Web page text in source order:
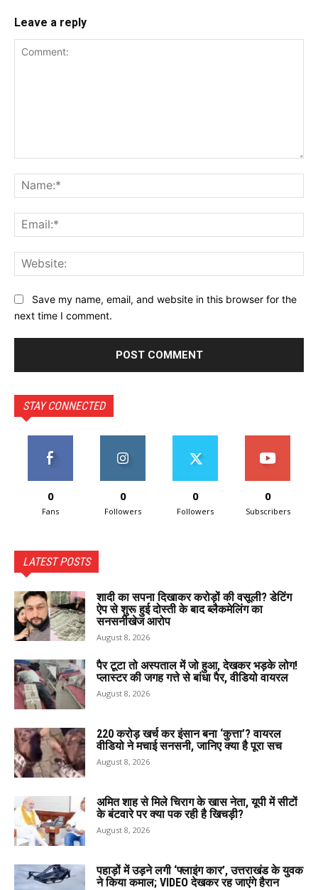
Leave a reply
Save my name, email, and website in this browser for the
next time I comment.
STAY CONNECTED
0
Fans
0
Followers
0
Followers
0
Subscribers
LATEST POSTS
शादी का सपना दिखाकर करोड़ों की वसूली? डेटिंग
ऐप से शुरू हुई दोस्ती के बाद ब्लैकमेलिंग का
सनसनीखेज आरोप
August 8, 2026
पैर टूटा तो अस्पताल में जो हुआ, देखकर भड़के लोग!
प्लास्टर की जगह गत्ते से बांधा पैर, वीडियो वायरल
August 8, 2026
220 करोड़ खर्च कर इंसान बना ‘कुत्ता’? वायरल
वीडियो ने मचाई सनसनी, जानिए क्या है पूरा सच
August 8, 2026
अमित शाह से मिले चिराग के खास नेता, यूपी में सीटों
के बंटवारे पर क्या पक रही है खिचड़ी?
August 8, 2026
पहाड़ों में उड़ने लगी ‘फ्लाइंग कार’, उत्तराखंड के युवक
ने किया कमाल; VIDEO देखकर रह जाएंगे हैरान